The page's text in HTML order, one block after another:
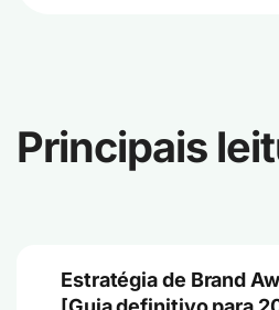
Principais
Estratégia de Brand